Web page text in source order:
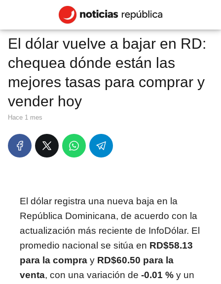
El dólar vuelve a bajar en RD:
chequea dónde están las
mejores tasas para comprar y
vender hoy
hace 1 mes
El dólar registra una nueva baja en la
República Dominicana, de acuerdo con la
actualización más reciente de InfoDólar. El
promedio nacional se sitúa en RD$58.13
para la compra y RD$60.50 para la
venta, con una variación de -0.01 % y un